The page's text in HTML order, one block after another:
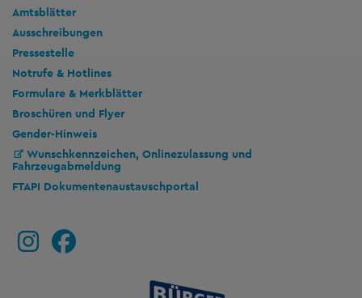
Amtsblätter
Ausschreibungen
Pressestelle
Notrufe & Hotlines
Formulare & Merkblätter
Broschüren und Flyer
Gender-Hinweis
Wunschkennzeichen, Onlinezulassung und
Fahrzeugabmeldung
FTAPI Dokumentenaustauschportal